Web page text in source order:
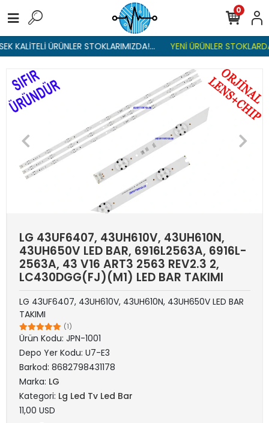
KALİTELİ ÜRÜNLER STOKLARIMIZDA!... YENİ ÜRÜNLER
0
LG 43UF6407, 43UH610V, 43UH610N,
43UH650V LED BAR, 6916L2563A, 6916L-
2563A, 43 V16 ART3 2563 REV2.3 2,
LC430DGG(FJ)(M1) LED BAR TAKIMI
LG 43UF6407, 43UH610V, 43UH610N, 43UH650V LED BAR
TAKIMI
(1)
Ürün Kodu: JPN-1001
Depo Yer Kodu: U7-E3
Barkod: 8682798431178
Marka: LG
Kategori: Lg Led Tv Led Bar
11,00 USD